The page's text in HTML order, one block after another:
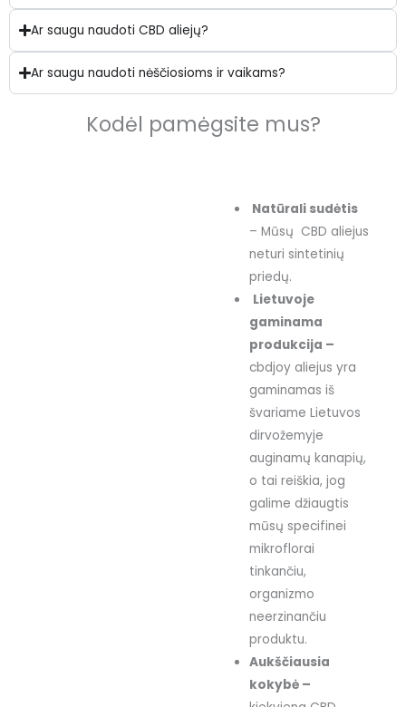
natūraliame CBD aliejuje nėra
aptinkamos THC koncentracijos.
Ar saugu naudoti CBD aliejų?
Ar saugu naudoti nėščiosioms ir vaikams?
Kodėl pamėgsite mus?
Natūrali sudėtis
– Mūsų CBD aliejus
neturi sintetinių
priedų.
Lietuvoje
gaminama
produkcija –
cbdjoy aliejus yra
gaminamas iš
švariame Lietuvos
dirvožemyje
auginamų kanapių,
o tai reiškia, jog
galime džiaugtis
mūsų specifinei
mikroflorai
tinkančiu,
organizmo
neerzinančiu
produktu.
Aukščiausia
kokybė –